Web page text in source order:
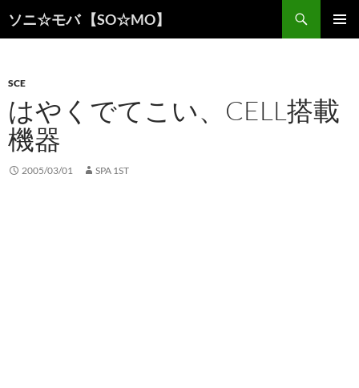
ソニ☆モバ 【SO☆MO】
索
ン
ツ
へ
ス
キ
ッ
SCE
はやくでてこい、CELL搭載
機器
2005/03/01 SPA 1ST